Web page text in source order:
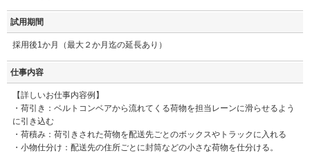
試用期間
採用後1か月（最大２か月迄の延長あり）
仕事内容
【詳しいお仕事内容例】
・荷引き：ベルトコンベアから流れてくる荷物を担当レーンに滑らせるよう
に引き込む
・荷積み：荷引きされた荷物を配送先ごとのボックスやトラックに入れる
・小物仕分け：配送先の住所ごとに封筒などの小さな荷物を仕分ける。